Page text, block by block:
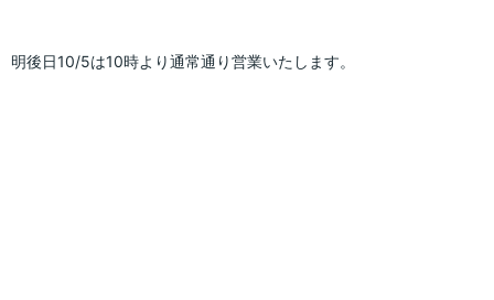
明後日10/5は10時より通常通り営業いたします。